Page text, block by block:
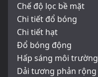
Chế độ lọc bề mặt
Chi tiết đổ bóng
Chi tiết hạt
Đổ bóng động
Hấp sáng môi trường
Dải tương phản rộng